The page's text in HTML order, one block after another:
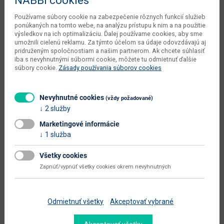
výrobcu
váha s obalom výrobcu 100 kg
typové označenie Alessandra 90 L
šírka plochy na spanie (cm) 90
cm)
90 x 200
dodáva sa v demonte
údržba
Dokumenty na stiahnutie:
Používame súbory cookie na zabezpečenie rôznych funkcií služieb
ponúkaných na tomto webe, na analýzu prístupu k nim a na použitie
výsledkov na ich optimalizáciu. Ďalej používame cookies, aby sme
umožnili cielenú reklamu. Za týmto účelom sa údaje odovzdávajú aj
pridruženým spoločnostiam a našim partnerom. Ak chcete súhlasiť
iba s nevyhnutnými súbormi cookie, môžete tu odmietnuť ďalšie
súbory cookie. Zásady používania súborov cookies
Nevyhnutné cookies (vždy požadované)
2 služby
Marketingové informácie
1 služba
Všetky cookies
Zapnúť/vypnúť všetky cookies okrem nevyhnutných
Odmietnuť všetky Akceptovať vybrané